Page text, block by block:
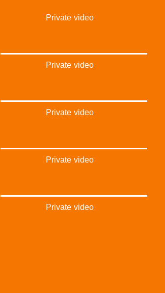
Private video
Private video
Private video
Private video
Private video